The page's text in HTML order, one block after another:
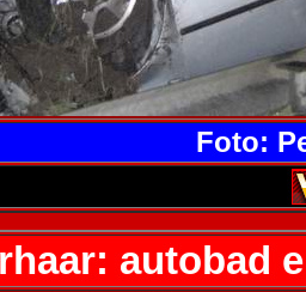
Foto:
autobad